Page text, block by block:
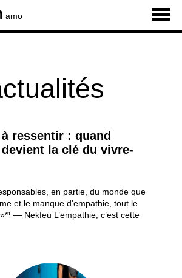
amo
ressentir : quand
devient la clé du vivre-
en partie, du monde que
et le manque d’empathie, tout le
— Nekfeu L’empathie, c’est cette
ressent, à percevoir ses émotions